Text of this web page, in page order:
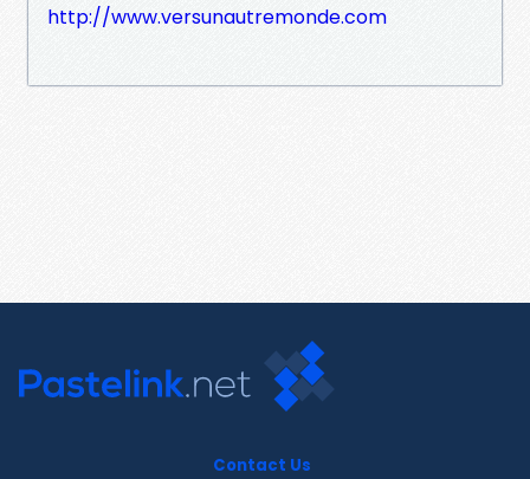
http://www.versunautremonde.com
Contact Us